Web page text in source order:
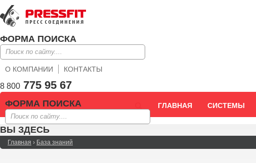
ФОРМА ПОИСКА
О КОМПАНИИ КОНТАКТЫ
8 800 775 95 67
ФОРМА ПОИСКА ГЛАВНАЯ СИСТЕМЫ
ВЫ ЗДЕСЬ
Главная › База знаний